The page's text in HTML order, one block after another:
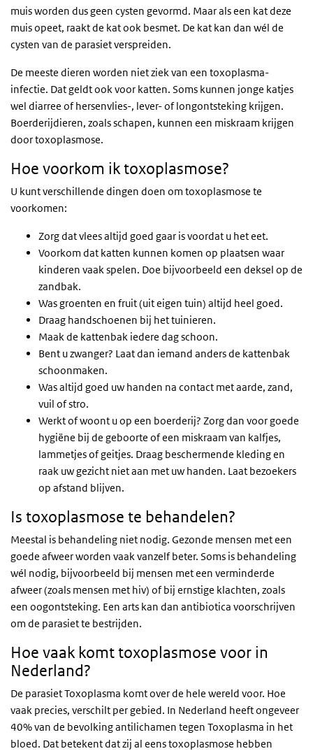
muis worden dus geen cysten gevormd. Maar als een kat deze
muis opeet, raakt de kat ook besmet. De kat kan dan wél de
cysten van de parasiet verspreiden.
De meeste dieren worden niet ziek van een toxoplasma-
infectie. Dat geldt ook voor katten. Soms kunnen jonge katjes
wel diarree of hersenvlies-, lever- of longontsteking krijgen.
Boerderijdieren, zoals schapen, kunnen een miskraam krijgen
door toxoplasmose.
Hoe voorkom ik toxoplasmose?
U kunt verschillende dingen doen om toxoplasmose te
voorkomen:
Zorg dat vlees altijd goed gaar is voordat u het eet.
Voorkom dat katten kunnen komen op plaatsen waar
kinderen vaak spelen. Doe bijvoorbeeld een deksel op de
zandbak.
Was groenten en fruit (uit eigen tuin) altijd heel goed.
Draag handschoenen bij het tuinieren.
Maak de kattenbak iedere dag schoon.
Bent u zwanger? Laat dan iemand anders de kattenbak
schoonmaken.
Was altijd goed uw handen na contact met aarde, zand,
vuil of stro.
Werkt of woont u op een boerderij? Zorg dan voor goede
hygiëne bij de geboorte of een miskraam van kalfjes,
lammetjes of geitjes. Draag beschermende kleding en
raak uw gezicht niet aan met uw handen. Laat bezoekers
op afstand blijven.
Is toxoplasmose te behandelen?
Meestal is behandeling niet nodig. Gezonde mensen met een
goede afweer worden vaak vanzelf beter. Soms is behandeling
wél nodig, bijvoorbeeld bij mensen met een verminderde
afweer (zoals mensen met hiv) of bij ernstige klachten, zoals
een oogontsteking. Een arts kan dan antibiotica voorschrijven
om de parasiet te bestrijden.
Hoe vaak komt toxoplasmose voor in
Nederland?
De parasiet Toxoplasma komt over de hele wereld voor. Hoe
vaak precies, verschilt per gebied. In Nederland heeft ongeveer
40% van de bevolking antilichamen tegen Toxoplasma in het
bloed. Dat betekent dat zij al eens toxoplasmose hebben